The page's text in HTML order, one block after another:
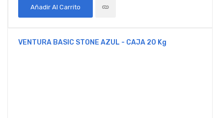
Añadir Al Carrito
VENTURA BASIC STONE AZUL - CAJA 20 Kg